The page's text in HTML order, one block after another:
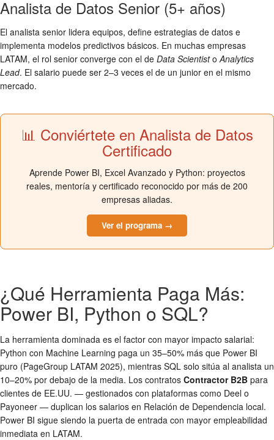
Analista de Datos Senior (5+ años)
El analista senior lidera equipos, define estrategias de datos e
implementa modelos predictivos básicos. En muchas empresas
LATAM, el rol senior converge con el de Data ScientistoAnalytics
Lead. El salario puede ser 2–3 veces el de un junior en el mismo
mercado.
📊 Conviértete en Analista de Datos
Certificado
Aprende Power BI, Excel Avanzado y Python: proyectos
reales, mentoría y certificado reconocido por más de 200
empresas aliadas.
Ver el programa →
¿Qué Herramienta Paga Más:
Power BI, Python o SQL?
La herramienta dominada es el factor con mayor impacto salarial:
Python con Machine Learning paga un 35–50% más que Power BI
puro (PageGroup LATAM 2025), mientras SQL solo sitúa al analista un
10–20% por debajo de la media. Los contratos Contractor B2B para
clientes de EE.UU. — gestionados con plataformas como Deel o
Payoneer — duplican los salarios en Relación de Dependencia local.
Power BI sigue siendo la puerta de entrada con mayor empleabilidad
inmediata en LATAM.